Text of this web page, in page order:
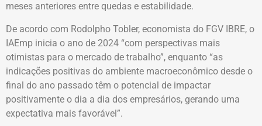
meses anteriores entre quedas e estabilidade.
De acordo com Rodolpho Tobler, economista do FGV IBRE, o
IAEmp inicia o ano de 2024 “com perspectivas mais
otimistas para o mercado de trabalho”, enquanto “as
indicações positivas do ambiente macroeconômico desde o
final do ano passado têm o potencial de impactar
positivamente o dia a dia dos empresários, gerando uma
expectativa mais favorável”.